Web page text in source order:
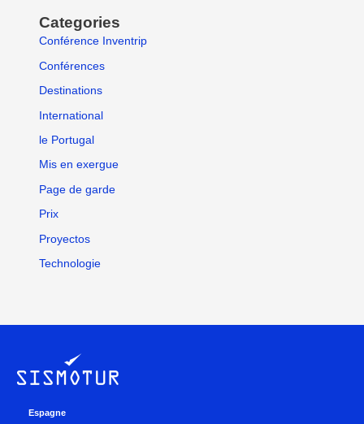
Categories
Conférence Inventrip
Conférences
Destinations
International
le Portugal
Mis en exergue
Page de garde
Prix
Proyectos
Technologie
Espagne